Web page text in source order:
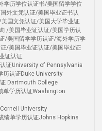
学历学位认证书/美国留学学位
外文凭认证/美国毕业证书认
国文凭认证/美国大学毕业证
/美国毕业证认证/美国学历认
/美国留学学历认证/海外学历学
/美国毕业证认证/美国毕业证
证认证
证University of Pennsylvania
历认证Duke University
Dartmouth College
单学历认证Washington
University
绩单学历认证Johns Hopkins